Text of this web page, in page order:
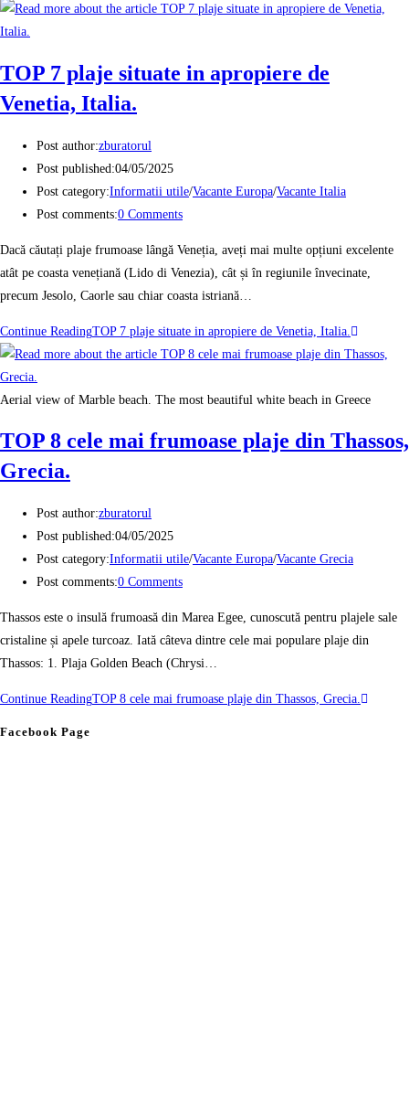
TOP 7 plaje situate in apropiere de
Venetia, Italia.
Post author:zburatorul
Post published:04/05/2025
Post category:Informatii utile/Vacante Europa/Vacante Italia
Post comments:0 Comments
Dacă căutați plaje frumoase lângă Veneția, aveți mai multe opțiuni excelente
atât pe coasta venețiană (Lido di Venezia), cât și în regiunile învecinate,
precum Jesolo, Caorle sau chiar coasta istriană…
Continue ReadingTOP 7 plaje situate in apropiere de Venetia, Italia.
Aerial view of Marble beach. The most beautiful white beach in Greece
TOP 8 cele mai frumoase plaje din Thassos,
Grecia.
Post author:zburatorul
Post published:04/05/2025
Post category:Informatii utile/Vacante Europa/Vacante Grecia
Post comments:0 Comments
Thassos este o insulă frumoasă din Marea Egee, cunoscută pentru plajele sale
cristaline și apele turcoaz. Iată câteva dintre cele mai populare plaje din
Thassos: 1. Plaja Golden Beach (Chrysi…
Continue ReadingTOP 8 cele mai frumoase plaje din Thassos, Grecia.
Facebook Page